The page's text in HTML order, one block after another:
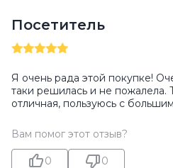
Посетитель
Я очень рада этой покупке!
таки решилась и не
отличная, пользуюсь с
Вам помог этот отзыв?
0 0